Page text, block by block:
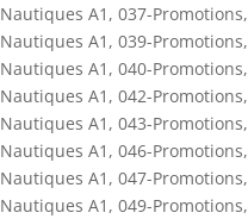
Nautiques A1 , 037-Promotions,
Nautiques A1 , 039-Promotions,
Nautiques A1 , 040-Promotions,
Nautiques A1 , 042-Promotions,
Nautiques A1 , 043-Promotions,
Nautiques A1 , 046-Promotions,
Nautiques A1 , 047-Promotions,
Nautiques A1 , 049-Promotions,